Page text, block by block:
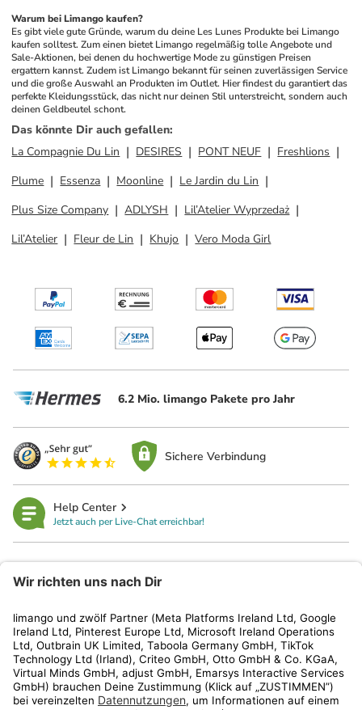
Warum bei Limango kaufen?
Es gibt viele gute Gründe, warum du deine Les Lunes Produkte bei Limango
kaufen solltest. Zum einen bietet Limango regelmäßig tolle Angebote und
Sale-Aktionen, bei denen du hochwertige Mode zu günstigen Preisen
ergattern kannst. Zudem ist Limango bekannt für seinen zuverlässigen Service
und die große Auswahl an Produkten im Outlet. Hier findest du garantiert das
perfekte Kleidungsstück, das nicht nur deinen Stil unterstreicht, sondern auch
deinen Geldbeutel schont.
Das könnte Dir auch gefallen:
La Compagnie Du Lin
DESIRES PONT NEUF
Freshlions
Plume
Essenza Moonline
Le Jardin du Lin
Plus Size Company
ADLYSH
Lil’Atelier Wyprzedaż
Lil’Atelier
Fleur de Lin Khujo Vero Moda Girl
6.2 Mio. limango Pakete pro Jahr
Sichere Verbindung
Help Center
Jetzt auch per Live-Chat erreichbar!
Kundenservice
Shop